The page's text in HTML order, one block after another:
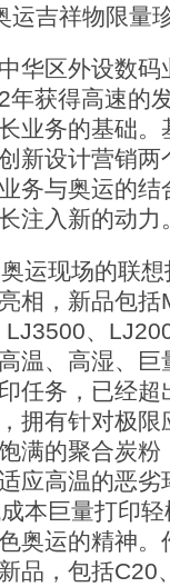
运吉祥物限量
区外设数码
年获得高速的
业务的基础
新设计营销
务与奥运的
注入新的动力
现场的联想
相，新品包
、
温、高湿、
任务，已经
拥有针对极限
满的聚合炭
应高温的恶
本巨量打印
奥运的精神
品，包括C20